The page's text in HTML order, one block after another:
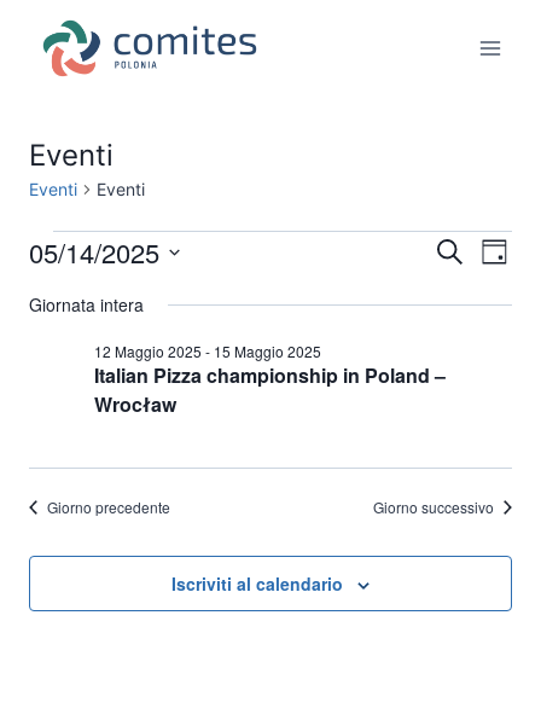
contenuto
Eventi
Eventi Eventi
Eventi
for
Maggio
2025
Eventi
Cerca
05/14/2025
la
Giornata intera
Italian Pizza championship in Poland –
Wrocław
12 Maggio 2025 - 15 Maggio 2025
Giorno precedente Giorno successivo
Iscriviti al calendario